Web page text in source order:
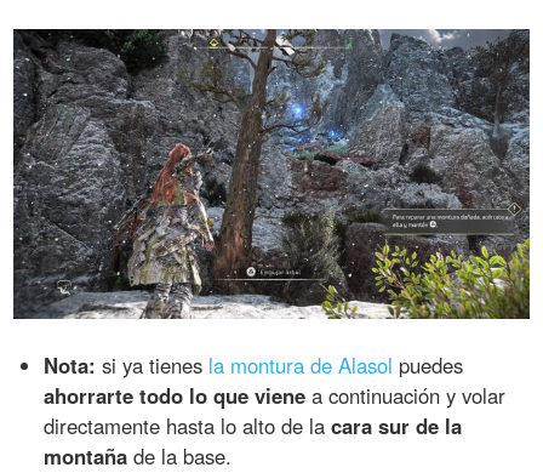
Nota: si ya tienes la montura de Alasol puedes
ahorrarte todo lo que viene a continuación y volar
directamente hasta lo alto de lacara sur de la
montaña de la base.